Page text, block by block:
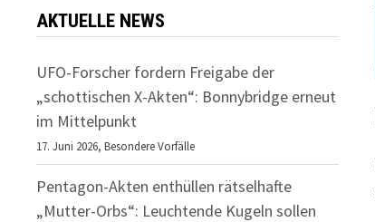
AKTUELLE NEWS
UFO-Forscher fordern Freigabe der
„schottischen X-Akten“: Bonnybridge erneut
im Mittelpunkt
17. Juni 2026,Besondere Vorfälle
Pentagon-Akten enthüllen rätselhafte
„Mutter-Orbs“: Leuchtende Kugeln sollen